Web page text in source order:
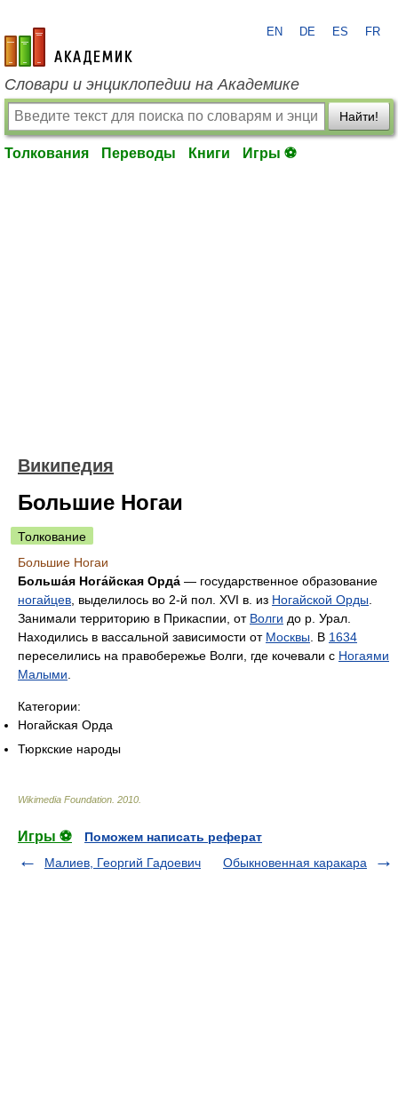
academic.ru
EN DE ES FR
Словари и энциклопедии на Академике
Найти!
Толкования Переводы Книги Игры ⚽
Википедия
Большие Ногаи
Толкование
Большие Ногаи
Больша́я Нога́йская Орда́ — государственное образование
ногайцев , выделилось во 2-й пол. XVI в. из Ногайской Орды
Занимали территорию в Прикаспии, от Волги до р. Урал.
Находились в вассальной зависимости от Москвы . В 1634
переселились на правобережье Волги, где кочевали с Ногаями
Малыми
Категории:
Ногайская Орда
Тюркские народы
Wikimedia Foundation 2010
Игры ⚽
Поможем написать реферат
Малиев, Георгий Гадоевич
Обыкновенная каракара